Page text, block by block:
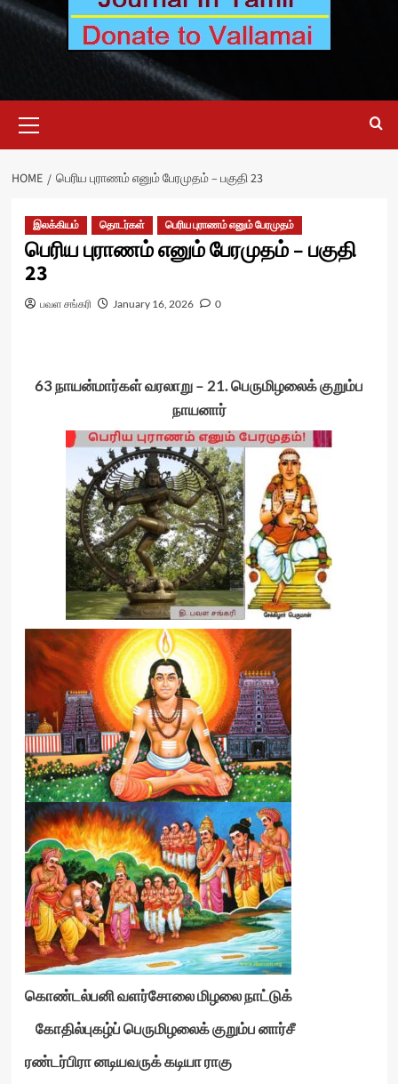
Menu
HOME பெரிய புராணம் எனும் பேரமுதம் – பகுதி 23
இலக்கியம் தொடர்கள் பெரிய புராணம் எனும் பேரமுதம்
பெரிய புராணம் எனும் பேரமுதம் – பகுதி
23
பவள சங்கரி January 16, 2026 0
63 நாயன்மார்கள் வரலாறு – 21. பெருமிழலைக் குறும்ப
நாயனார்
கொண்டல்பனி வளர்சோலை மிழலை நாட்டுக்
கோதில்புகழ்ப் பெருமிழலைக் குறும்ப னார்சீ
ரண்டர்பிரா னடியவருக் கடியா ராகு